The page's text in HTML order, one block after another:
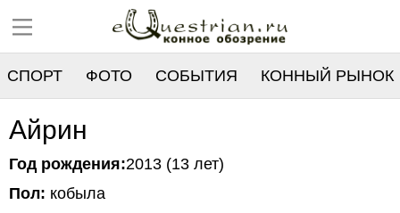
СПОРТ ФОТО СОБЫТИЯ КОННЫЙ РЫНОК
РЕЕСТР
Айрин
Год рождения:2013 (13 лет)
Пол: кобыла